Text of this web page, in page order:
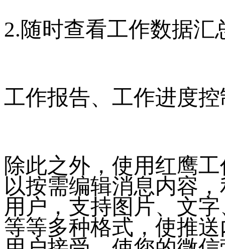
2.随时查看工作数据汇
工作报告、工作进度
除此之外，使用红鹰
以按需编辑消息内容
用户，支持图片、文
等等多种格式，使推